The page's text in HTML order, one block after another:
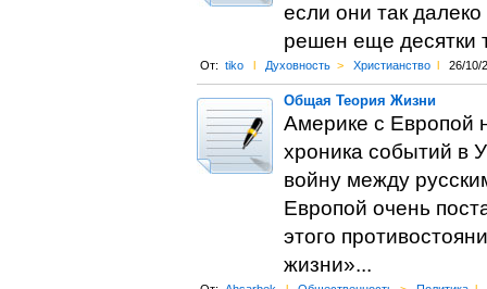
если они так
решен еще десятки
От: tiko l Духовность > Христианство l 26/10/
Общая Теория Жизни
Америке с Европой
хроника событий в
войну между
Европой очень
этого
жизни»...